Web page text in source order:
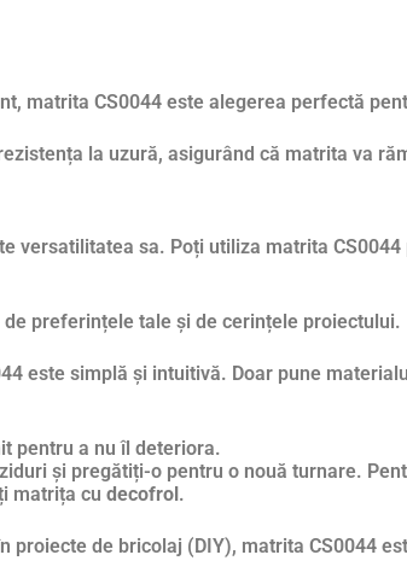
matrita CS0044 este alegerea perfectă
la uzură, asigurând că matrita va
versatilitatea sa. Poți utiliza matrita
preferințele tale și de cerințele proiectului.
este simplă și intuitivă. Doar pune
pentru a nu îl deteriora.
și pregătiți-o pentru o nouă turnare.
matrița cu decofrol.
proiecte de bricolaj (DIY), matrita CS0044